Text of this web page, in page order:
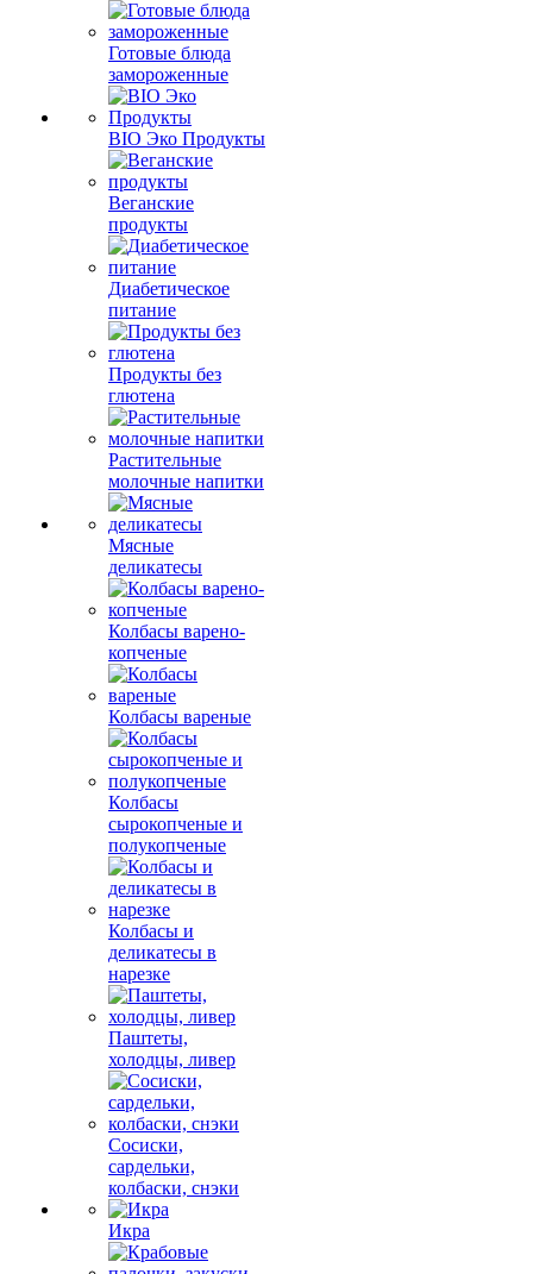
Готовые блюда
замороженные
BIO Эко Продукты
Веганские
продукты
Диабетическое
питание
Продукты без
глютена
Растительные
молочные напитки
Мясные
деликатесы
Колбасы варено-
копченые
Колбасы вареные
Колбасы
сырокопченые и
полукопченые
Колбасы и
деликатесы в
нарезке
Паштеты,
холодцы, ливер
Сосиски,
сардельки,
колбаски, снэки
Икра